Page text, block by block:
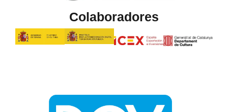
Colaboradores